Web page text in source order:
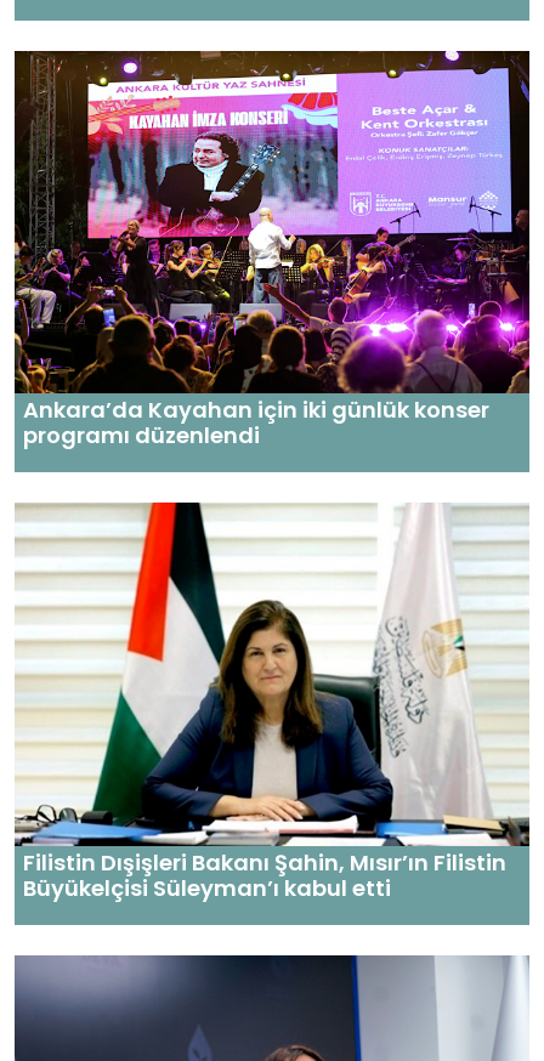
Ankara’da Kayahan için iki günlük konser
programı düzenlendi
Filistin Dışişleri Bakanı Şahin, Mısır’ın Filistin
Büyükelçisi Süleyman’ı kabul etti